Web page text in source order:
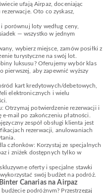
ufają Airpaz, doceniając
Oto co zyskasz,
porównuj loty według ceny,
— wszystko w jednym
wybierz miejsce, zamów posiłki z
turystyczne na swój lot.
luksusu? Oferujemy wybór klas
pierwszej, aby zapewnić wyższy
kart kredytowych/debetowych,
elektronicznych i wielu
Otrzymaj potwierdzenie rezerwacji i
mail po zakończeniu płatności.
zespół obsługi klienta jest
rezerwacji, anulowaniach
członków: Korzystaj ze specjalnych
i zniżek dostępnych tylko w
oferty i specjalne stawki
swój budżet na podróż.
Canarias na Airpaz
podróżnym? Przestrzegaj